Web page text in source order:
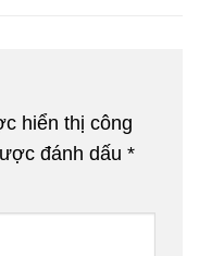
hiển thị công
đánh dấu *